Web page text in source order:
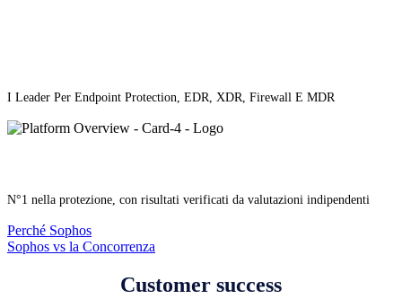
I Leader Per Endpoint Protection, EDR, XDR, Firewall E MDR
N°1 nella protezione, con risultati verificati da valutazioni indipendenti
Perché Sophos
Sophos vs la Concorrenza
Customer success